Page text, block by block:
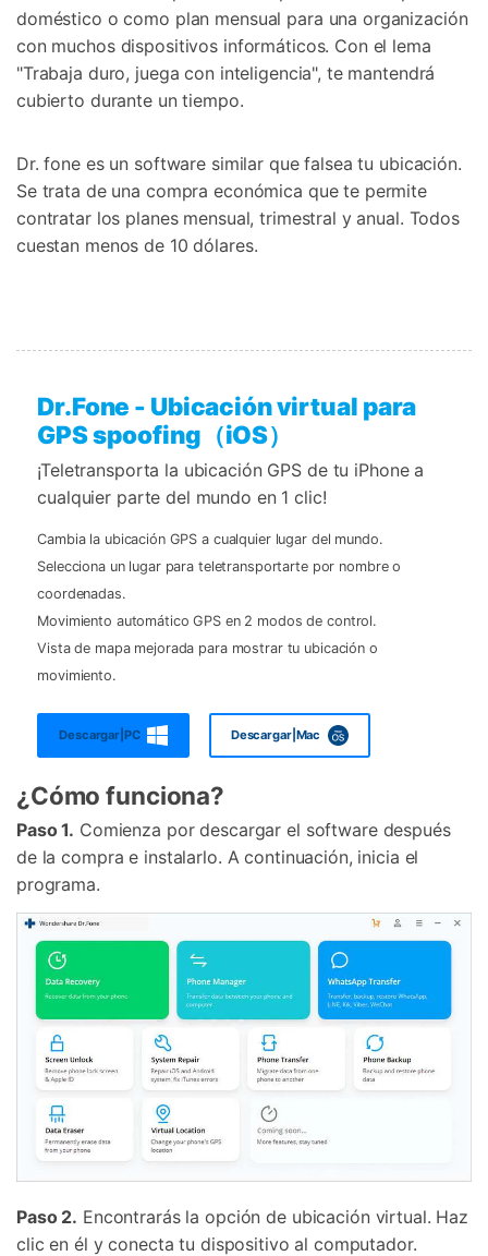
doméstico o como plan mensual para una organización
con muchos dispositivos informáticos. Con el lema
"Trabaja duro, juega con inteligencia", te mantendrá
cubierto durante un tiempo.
Dr. fone es un software similar que falsea tu ubicación.
Se trata de una compra económica que te permite
contratar los planes mensual, trimestral y anual. Todos
cuestan menos de 10 dólares.
Dr.Fone - Ubicación virtual para
GPS spoofing（iOS）
¡Teletransporta la ubicación GPS de tu iPhone a
cualquier parte del mundo en 1 clic!
Cambia la ubicación GPS a cualquier lugar del mundo.
Selecciona un lugar para teletransportarte por nombre o
coordenadas.
Movimiento automático GPS en 2 modos de control.
Vista de mapa mejorada para mostrar tu ubicación o
movimiento.
Descargar|PC Descargar|Mac
¿Cómo funciona?
Paso 1. Comienza por descargar el software después
de la compra e instalarlo. A continuación, inicia el
programa.
Paso 2. Encontrarás la opción de ubicación virtual. Haz
clic en él y conecta tu dispositivo al computador.